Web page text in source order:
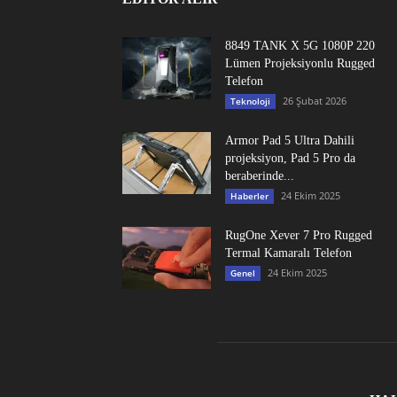
8849 TANK X 5G 1080P 220
Lümen Projeksiyonlu Rugged
Telefon
Teknoloji 26 Şubat 2026
Armor Pad 5 Ultra Dahili
projeksiyon, Pad 5 Pro da
beraberinde...
Haberler 24 Ekim 2025
RugOne Xever 7 Pro Rugged
Termal Kamaralı Telefon
Genel 24 Ekim 2025